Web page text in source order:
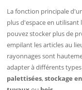
La fonction principale
plus d'espace en utilisant
pouvez stocker plus de
empilant les articles au
rayonnages sont
adapter à différents
palettisées,stockage